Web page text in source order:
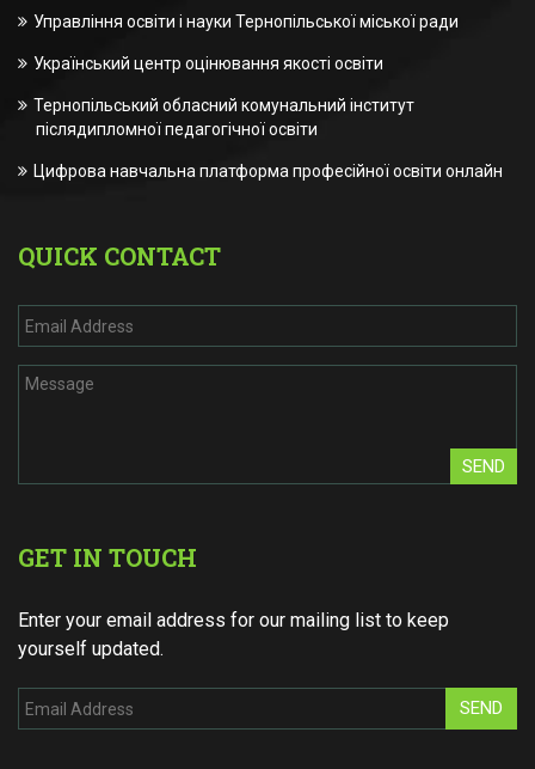
Управління освіти і науки Тернопільської міської ради
Український центр оцінювання якості освіти
Тернопільський обласний комунальний інститут
післядипломної педагогічної освіти
Цифрова навчальна платформа професійної освіти онлайн
QUICK CONTACT
SEND
GET IN TOUCH
Enter your email address for our mailing list to keep
yourself updated.
SEND